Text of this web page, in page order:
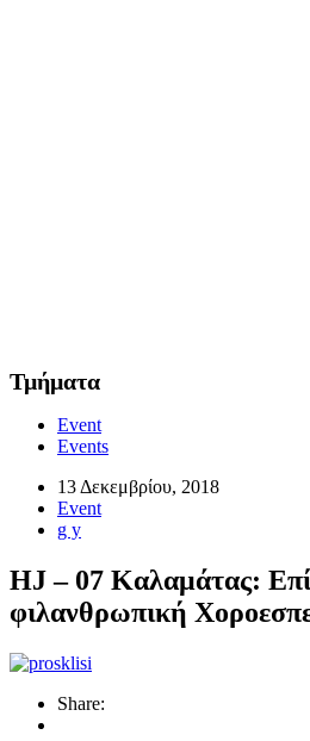
Τμήματα
Event
Events
13 Δεκεμβρίου, 2018
Event
g y
HJ – 07 Καλαμάτας:
φιλανθρωπική
Share: